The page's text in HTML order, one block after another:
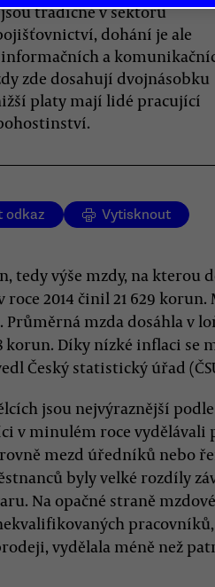
tradičně v sektoru
dohání je ale
a
zde dosahují dvojnásobku
platy mají lidé pracující
odkaz Vytisknout
tedy výše mzdy, na kterou
roce 2014 činil 21 629
Průměrná mzda dosáhla v
korun. Díky nízké inflaci se
Český statistický úřad
jsou nejvýraznější
v minulém roce vydělávali
mezd úředníků nebo
byly velké rozdíly
Na opačné straně
vydělala méně než